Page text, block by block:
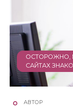
ОСТОРОЖНО,
САЙТАХ
АВТОР